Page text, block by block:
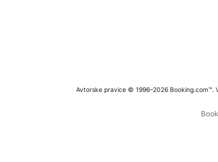
Avtorske pravice © 1996–2026 Booking.com™.